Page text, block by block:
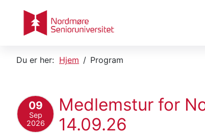
Du er her: Hjem Program
09
Sep
2026
Medlemstur for
14.09.26